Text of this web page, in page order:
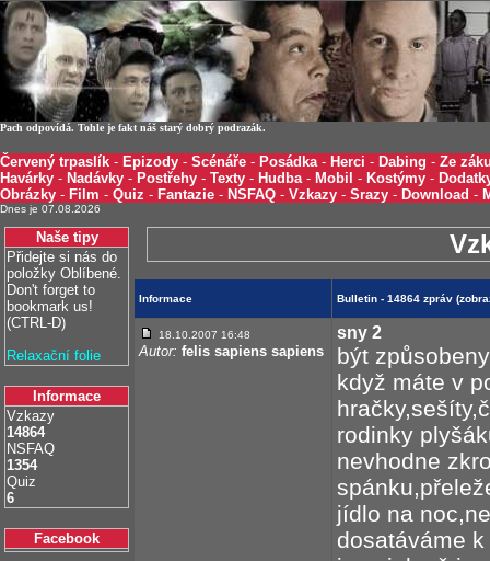
Pach odpovídá. Tohle je fakt náš starý dobrý podrazák.
Červený trpaslík - Epizody - Scénáře - Posádka- Herci - Dabing - Ze
Havárky - Nadávky - Postřehy - Texty - Hudba- Mobil - Kostýmy -
Obrázky - Film - Quiz - Fantazie - NSFAQ - Vzkazy - Srazy - Download -
Dnes je 07.08.2026
Naše tipy
Přidejte si nás do
položky Oblíbené.
Don't forget to
bookmark us!
(CTRL-D)
Relaxační folie
Informace
Vzkazy
14864
NSFAQ
1354
Quiz
6
Facebook
Informace Bulletin - 14864 zpráv
18.10.2007 16:48
Autor: felis sapiens sapiens
sny 2
být
když máte v
rodinky
nevhodne
jídlo na
dosatáváme